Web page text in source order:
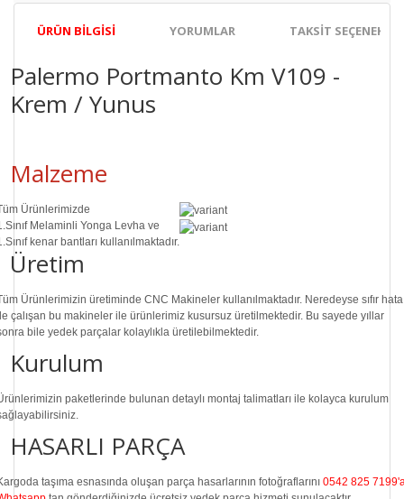
ÜRÜN BILGISI YORUMLAR TAKSIT
Palermo Portmanto Km V109 -
Krem / Yunus
Malzeme
Ürünlerimizde
Melaminli Yonga Levha ve
kenar bantları kullanılmaktadır.
Üretim
Ürünlerimizin üretiminde CNC Makine ler kullanılmaktadır. Neredeyse sıfır hata
çalışan bu makineler ile ürünlerimiz kusursuz üretilmektedir. Bu sayede yıllar
bile yedek parçalar kolaylıkla üretilebilmektedir.
Kurulum
paketlerinde bulunan detaylı montaj talimatları ile kolayca kurulum
HASARLI PARÇA
taşıma esnasında oluşan parça hasarlarının fotoğraflarını 0542 825